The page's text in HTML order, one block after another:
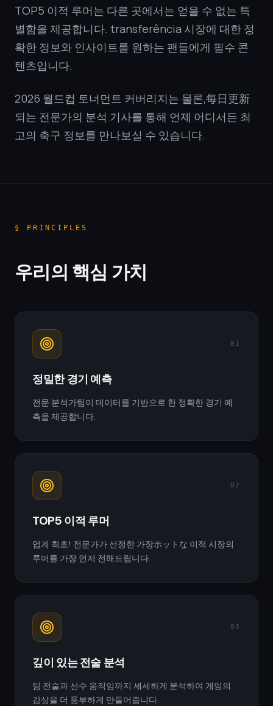
TOP5 이적 루머는 다른 곳에서는 얻을 수 없는 특
별함을 제공합니다. transferência 시장에 대한 정
확한 정보와 인사이트를 원하는 팬들에게 필수 콘
텐츠입니다.
2026 월드컵 토너먼트 커버리지는 물론,每日更新
되는 전문가의 분석 기사를 통해 언제 어디서든 최
고의 축구 정보를 만나보실 수 있습니다.
§ PRINCIPLES
우리의 핵심 가치
01
정밀한 경기 예측
전문 분석가팀이 데이터를 기반으로 한 정확한 경기 예
측을 제공합니다.
02
TOP5 이적 루머
업계 최초! 전문가가 선정한 가장ホットな 이적 시장의
루머를 가장 먼저 전해드립니다.
03
깊이 있는 전술 분석
팀 전술과 선수 움직임까지 세세하게 분석하여 게임의
감상을 더 풍부하게 만들어줍니다.